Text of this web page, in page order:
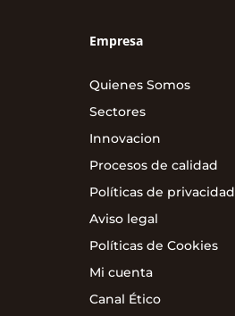
Empresa
Quienes Somos
Sectores
Innovacion
Procesos de calidad
Políticas de privacidad
Aviso legal
Políticas de Cookies
Mi cuenta
Canal Ético